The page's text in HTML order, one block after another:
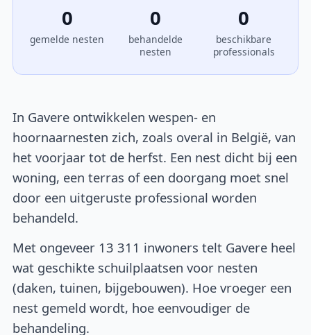
0
gemelde nesten
0
behandelde
nesten
0
beschikbare
professionals
In Gavere ontwikkelen wespen- en
hoornaarnesten zich, zoals overal in België, van
het voorjaar tot de herfst. Een nest dicht bij een
woning, een terras of een doorgang moet snel
door een uitgeruste professional worden
behandeld.
Met ongeveer 13 311 inwoners telt Gavere heel
wat geschikte schuilplaatsen voor nesten
(daken, tuinen, bijgebouwen). Hoe vroeger een
nest gemeld wordt, hoe eenvoudiger de
behandeling.